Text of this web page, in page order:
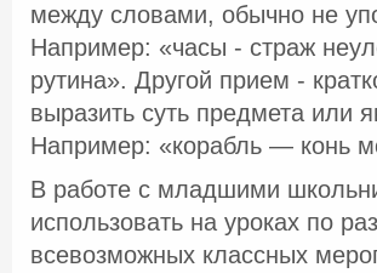
между словами, обычно не
Например: «часы - страж
рутина». Другой прием -
выразить суть предмета или
Например: «корабль — конь
В работе с младшими
использовать на уроках по
всевозможных классных